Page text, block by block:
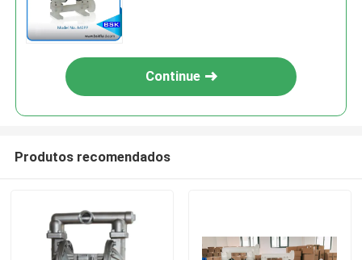
Continue
Produtos recomendados